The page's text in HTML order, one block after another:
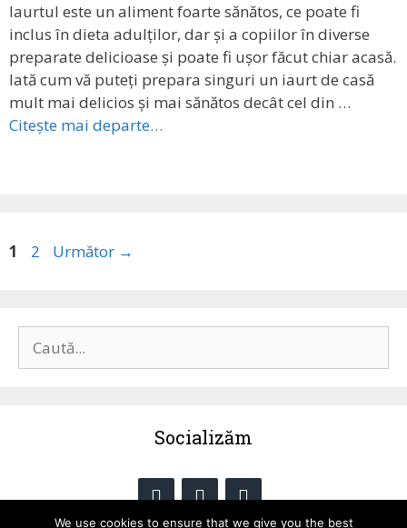
Iaurtul este un aliment foarte sănătos, ce poate fi
inclus în dieta adulților, dar și a copiilor în diverse
preparate delicioase și poate fi ușor făcut chiar acasă.
Iată cum vă puteți prepara singuri un iaurt de casă
mult mai delicios și mai sănătos decât cel din …
Citește mai departe…
Pagina
1 Pagina
2 Următor →
după:
Socializăm
We use cookies to ensure that we give you the best